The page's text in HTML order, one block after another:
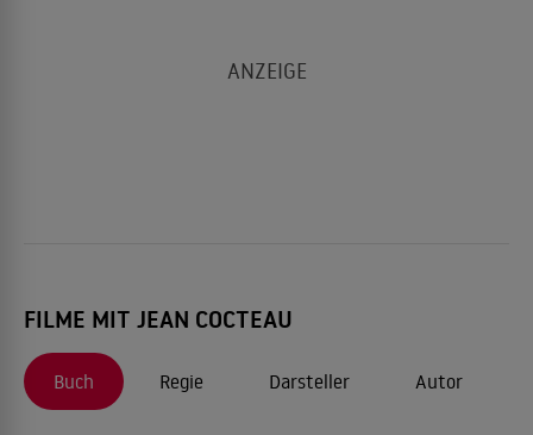
FILME MIT JEAN COCTEAU
Buch Regie Darsteller Autor